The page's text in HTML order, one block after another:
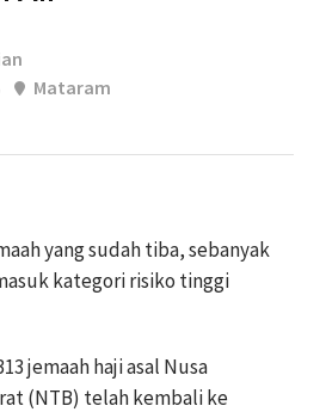
Mataram
yang sudah tiba, sebanyak
kategori risiko tinggi
jemaah haji asal Nusa
(NTB) telah kembali ke